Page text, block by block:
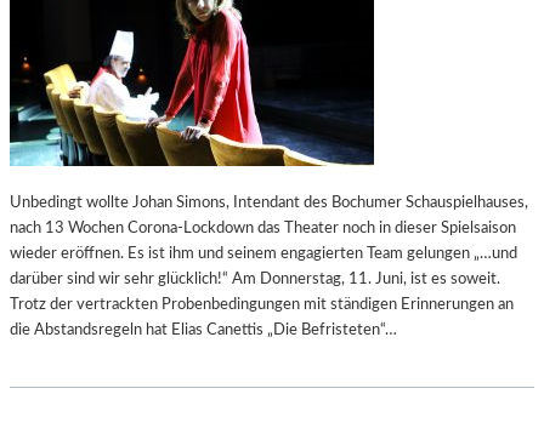
Unbedingt wollte Johan Simons, Intendant des Bochumer Schauspielhauses,
nach 13 Wochen Corona-Lockdown das Theater noch in dieser Spielsaison
wieder eröffnen. Es ist ihm und seinem engagierten Team gelungen „…und
darüber sind wir sehr glücklich!“ Am Donnerstag, 11. Juni, ist es soweit.
Trotz der vertrackten Probenbedingungen mit ständigen Erinnerungen an
die Abstandsregeln hat Elias Canettis „Die Befristeten“…